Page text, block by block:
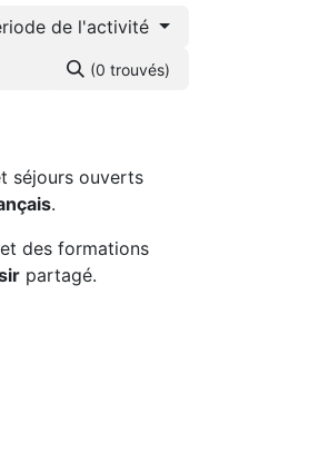
de l'activité
(0 trouvés)
séjours ouverts
.
des formations
partagé.